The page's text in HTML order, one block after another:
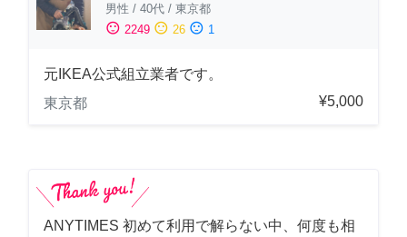
男性 / 40代 / 東京都
sentiment_satisfied 2249 sentiment_neutral 26 sentiment_dissatisfied 1
元IKEA公式組立業者です。
東京都
¥5,000
ANYTIMES 初めて利用で解らない中、何度も相